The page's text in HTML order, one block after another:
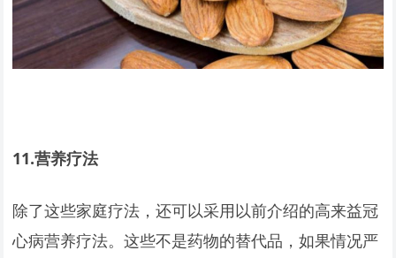
11.营养疗法
除了这些家庭疗法，还可以采用以前介绍的高来益冠
心病营养疗法。这些不是药物的替代品，如果情况严